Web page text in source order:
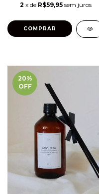
2 x de R$59,95 sem juros
20%
OFF